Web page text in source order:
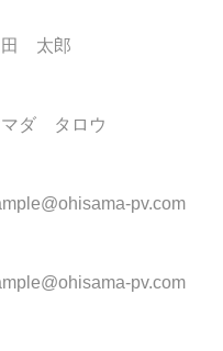
田 太郎
マダ タロウ
pv.com
pv.com